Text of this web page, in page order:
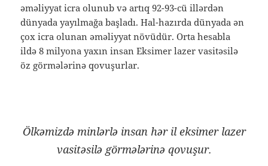
əməliyyat icra olunub və artıq 92-93-cü illərdən
dünyada yayılmağa başladı. Hal-hazırda dünyada ən
çox icra olunan əməliyyat növüdür. Orta hesabla
ildə 8 milyona yaxın insan Eksimer lazer vasitəsilə
öz görmələrinə qovuşurlar.
Ölkəmizdə minlərlə insan hər il eksimer lazer
vasitəsilə görmələrinə qovuşur.